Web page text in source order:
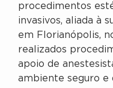
procedimentos
invasivos, aliada à
em Florianópolis,
realizados
apoio de
ambiente seguro e